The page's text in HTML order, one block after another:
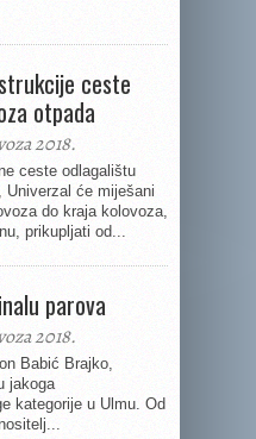
ceste
otpada
2018.
ceste odlagalištu
Univerzal će miješani
do kraja kolovoza,
prikupljati od...
parova
2018.
Babić Brajko,
jakoga
kategorije u Ulmu. Od